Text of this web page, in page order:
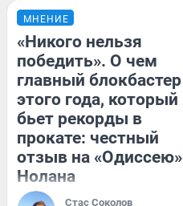
МНЕНИЕ
«Никого нельзя
победить». О чем
главный блокбастер
этого года, который
бьет рекорды в
прокате: честный
отзыв на «Одиссею»
Нолана
Стас Соколов